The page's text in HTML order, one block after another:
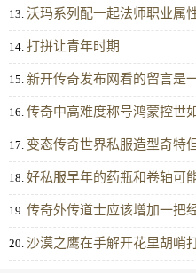
13. 沃玛系列配一起法师职业属
14. 打拼让青年时期
15. 新开传奇发布网看的留言是
16. 传奇中高难度称号鸿蒙控世
17. 变态传奇世界私服造型奇特
18. 好私服早年的药瓶和卷轴可
19. 传奇外传道士应该增加一把
20. 沙漠之鹰在手解开花里胡哨